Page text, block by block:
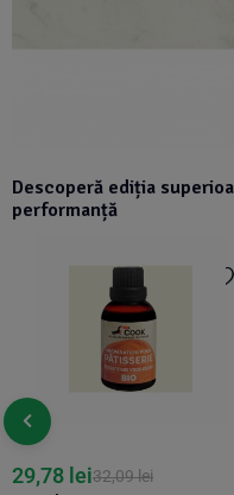
Descoperă ediția
performanță
32,09lei
29,78 lei